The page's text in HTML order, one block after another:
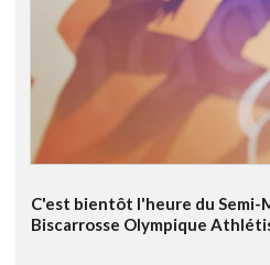
C'est bientôt l'heure du Semi-
Biscarrosse Olympique